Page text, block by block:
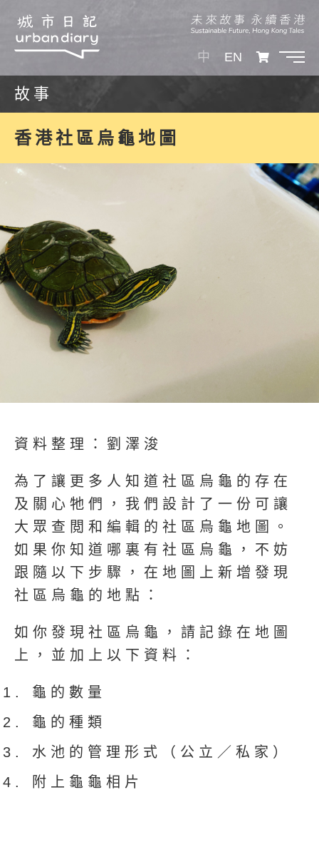
中 EN
故事
香港社區烏龜地圖
資料整理：劉澤浚
為了讓更多人知道社區烏龜的存在
及關心牠們，我們設計了一份可讓
大眾查閲和編輯的社區烏龜地圖。
如果你知道哪裏有社區烏龜，不妨
跟隨以下步驟，在地圖上新增發現
社區烏龜的地點：
如你發現社區烏龜，請記錄在地圖
上，並加上以下資料：
龜的數量
龜的種類
水池的管理形式（公立／私家）
附上龜龜相片